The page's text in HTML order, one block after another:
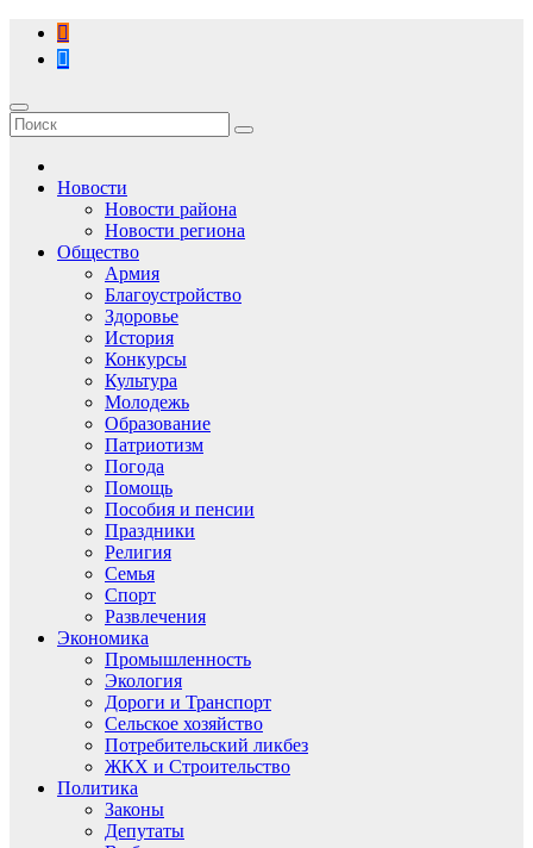
Перейти
содержимому
Новости
Новости района
Новости региона
Общество
Армия
Благоустройство
Здоровье
История
Конкурсы
Культура
Молодежь
Образование
Патриотизм
Погода
Помощь
Пособия и пенсии
Праздники
Религия
Семья
Спорт
Развлечения
Экономика
Промышленность
Экология
Дороги и Транспорт
Сельское хозяйство
Потребительский ликбез
ЖКХ и Строительство
Политика
Законы
Депутаты